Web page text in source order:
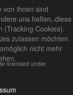
licensed under
von ihnen sind
uns helfen, diese
(Tracking Cookies).
zulassen möchten.
nicht mehr